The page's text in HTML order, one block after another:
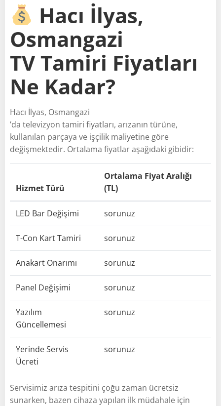
Hacı İlyas,
Osmangazi
TV Tamiri Fiyatları
Ne Kadar?
Hacı İlyas, Osmangazi
’da televizyon tamiri fiyatları, arızanın türüne,
kullanılan parçaya ve işçilik maliyetine göre
değişmektedir. Ortalama fiyatlar aşağıdaki gibidir:
Hizmet Türü
Ortalama Fiyat Aralığı
(TL)
LED Bar Değişimi sorunuz
T-Con Kart Tamiri sorunuz
Anakart Onarımı sorunuz
Panel Değişimi sorunuz
Yazılım
Güncellemesi
sorunuz
Yerinde Servis
Ücreti
sorunuz
Servisimiz arıza tespitini çoğu zaman ücretsiz
sunarken, bazen cihaza yapılan ilk müdahale için